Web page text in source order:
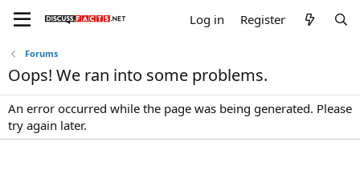
Log in Register
Forums
Oops! We ran into some problems.
An error occurred while the page was being generated. Please
try again later.